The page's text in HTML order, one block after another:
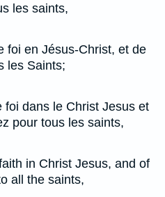
les saints,
foi en Jésus-Christ, et de
les Saints;
foi dans le Christ Jesus et
pour tous les saints,
in Christ Jesus, and of
all the saints,